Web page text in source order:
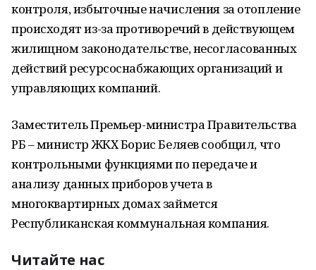
контроля, избыточные начисления за отопление
происходят из-за противоречий в действующем
жилищном законодательстве, несогласованных
действий ресурсоснабжающих организаций и
управляющих компаний.
Заместитель Премьер-министра Правительства
РБ – министр ЖКХ Борис Беляев сообщил, что
контрольными функциями по передаче и
анализу данных приборов учета в
многоквартирных домах займется
Республиканская коммунальная компания.
Читайте нас